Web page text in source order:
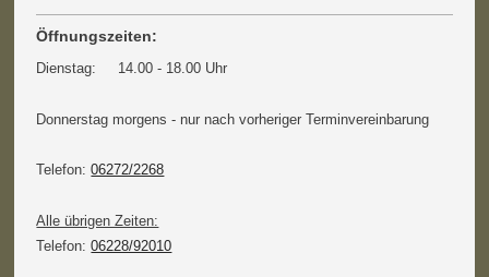
Öffnungszeiten:
Dienstag: 14.00 - 18.00 Uhr
Donnerstag morgens - nur nach vorheriger Terminvereinbarung
Telefon:06272/2268
Alle übrigen Zeiten:
Telefon:06228/92010